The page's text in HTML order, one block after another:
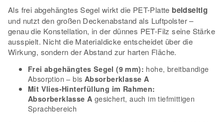
Als frei abgehängtes Segel wirkt die PET-Platte beidseitig
und nutzt den großen Deckenabstand als Luftpolster –
genau die Konstellation, in der dünnes PET-Filz seine Stärke
ausspielt. Nicht die Materialdicke entscheidet über die
Wirkung, sondern der Abstand zur harten Fläche.
Frei abgehängtes Segel (9 mm): hohe, breitbandige
Absorption – bis Absorberklasse A
Mit Vlies-Hinterfüllung im Rahmen:
Absorberklasse A gesichert, auch im tiefmittigen
Sprachbereich